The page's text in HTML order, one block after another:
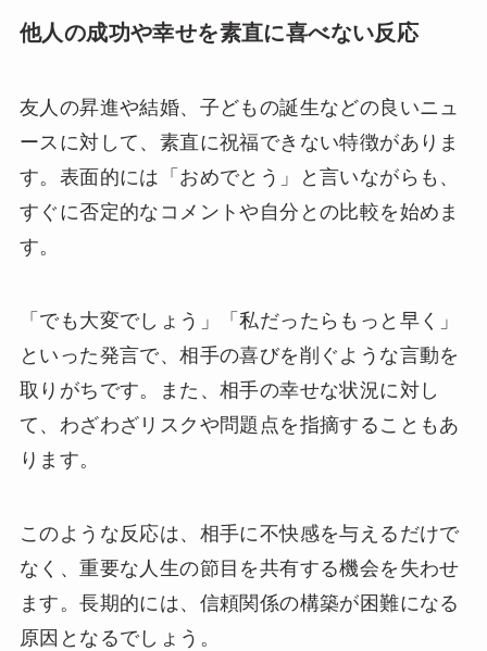
他人の成功や幸せを素直に喜べない反応
友人の昇進や結婚、子どもの誕生などの良いニュ
ースに対して、素直に祝福できない特徴がありま
す。表面的には「おめでとう」と言いながらも、
すぐに否定的なコメントや自分との比較を始めま
す。
「でも大変でしょう」「私だったらもっと早く」
といった発言で、相手の喜びを削ぐような言動を
取りがちです。また、相手の幸せな状況に対し
て、わざわざリスクや問題点を指摘することもあ
ります。
このような反応は、相手に不快感を与えるだけで
なく、重要な人生の節目を共有する機会を失わせ
ます。長期的には、信頼関係の構築が困難になる
原因となるでしょう。